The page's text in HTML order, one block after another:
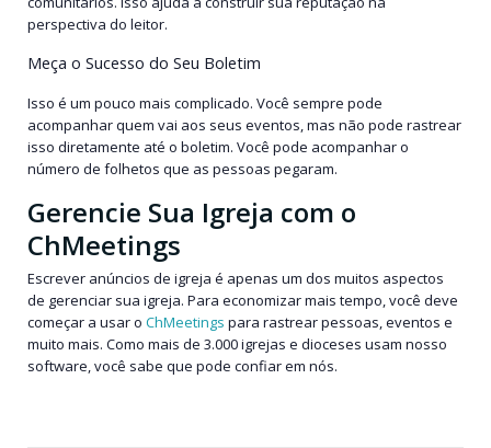
perspectiva do leitor.
Meça o Sucesso do Seu Boletim
Isso é um pouco mais complicado. Você sempre pode
acompanhar quem vai aos seus eventos, mas não pode rastrear
isso diretamente até o boletim. Você pode acompanhar o
número de folhetos que as pessoas pegaram.
Gerencie Sua Igreja com o
ChMeetings
Escrever anúncios de igreja é apenas um dos muitos aspectos
de gerenciar sua igreja. Para economizar mais tempo, você deve
começar a usar o ChMeetings para rastrear pessoas, eventos e
muito mais. Como mais de 3.000 igrejas e dioceses usam nosso
software, você sabe que pode confiar em nós.